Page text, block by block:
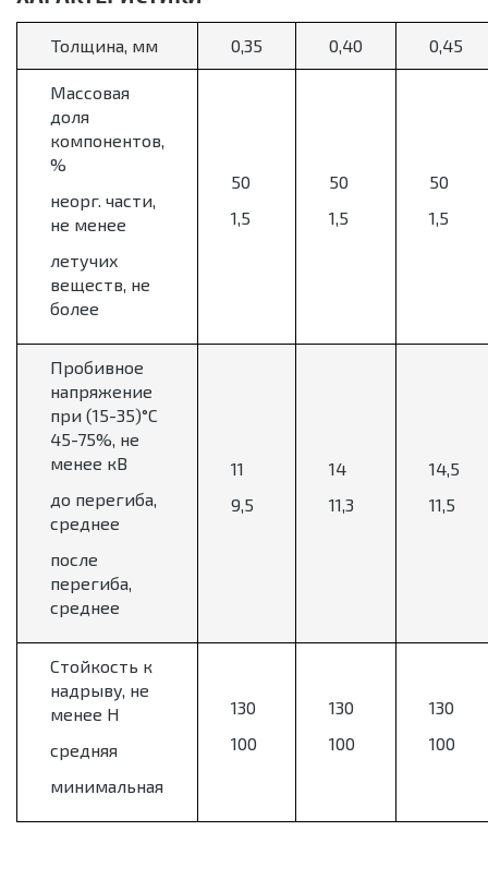
Толщина, мм 0,35 0,40 0,45
Массовая
доля
компонентов,
%
неорг. части,
не менее
летучих
веществ, не
более
50
1,5
50
1,5
50
1,5
Пробивное
напряжение
при (15-35)°С
45-75%, не
менее кВ
до перегиба,
среднее
после
перегиба,
среднее
11
9,5
14
11,3
14,5
11,5
Стойкость к
надрыву, не
менее Н
средняя
минимальная
130
100
130
100
130
100